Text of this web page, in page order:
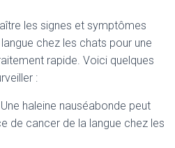
les signes et symptômes
chez les chats pour une
rapide. Voici quelques
:
Une haleine nauséabonde peut
de cancer de la langue chez les